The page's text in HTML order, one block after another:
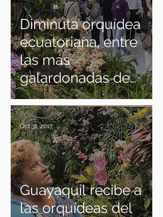
Diminuta orquídea
ecuatoriana, entre
las más
galardonadas de
la WOC 2017
Guayaquil recibe a
las orquídeas del
Oct 31, 2017